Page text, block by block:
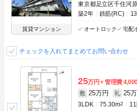
賃貸マンション
東京都足立区千住河
築2年
鉄筋(RC)
オートロック 宅配
チェックを入れてまとめてお問い合わせ
25万円 管理費
敷 25万円 礼 25
3LDK 75.30m2